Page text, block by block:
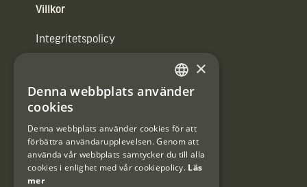
Villkor
Integritetspolicy
#Interjaktfamily
Kundklubb
Information om kundklubben.
SWEDISH
×
Denna webbplats använder
cookies
Denna webbplats använder cookies för att
förbättra användarupplevelsen. Genom att
använda vår webbplats samtycker du till alla
cookies i enlighet med vår cookiepolicy. Läs
mer